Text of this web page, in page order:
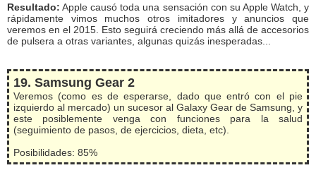
Resultado: Apple causó toda una sensación con su Apple Watch, y
rápidamente vimos muchos otros imitadores y anuncios que
veremos en el 2015. Esto seguirá creciendo más allá de accesorios
de pulsera a otras variantes, algunas quizás inesperadas...
19. Samsung Gear 2
Veremos (como es de esperarse, dado que entró con el pie
izquierdo al mercado) un sucesor al Galaxy Gear de Samsung, y
este posiblemente venga con funciones para la salud
(seguimiento de pasos, de ejercicios, dieta, etc).
Posibilidades: 85%